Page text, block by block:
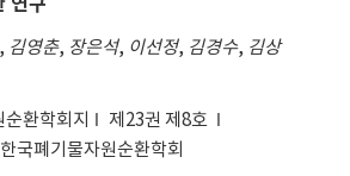
연구
, 김영춘, 장은석, 이선정, 김경수, 김상
환학회지
제23권 제8호
한국폐기물자원순환학회